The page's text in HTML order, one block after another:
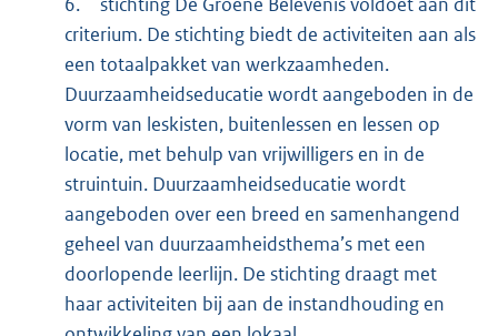
criterium. De stichting biedt de activiteiten aan als
een totaalpakket van werkzaamheden.
Duurzaamheidseducatie wordt aangeboden in de
vorm van leskisten, buitenlessen en lessen op
locatie, met behulp van vrijwilligers en in de
struintuin. Duurzaamheidseducatie wordt
aangeboden over een breed en samenhangend
geheel van duurzaamheidsthema’s met een
doorlopende leerlijn. De stichting draagt met
haar activiteiten bij aan de instandhouding en